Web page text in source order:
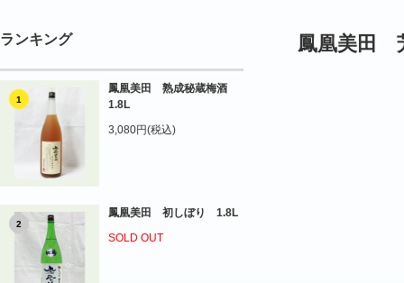
ランキング
1
鳳凰美田 熟成秘蔵梅酒
1.8L
3,080円(税込)
2
鳳凰美田 初しぼり 1.8L
SOLD OUT
鳳凰美田